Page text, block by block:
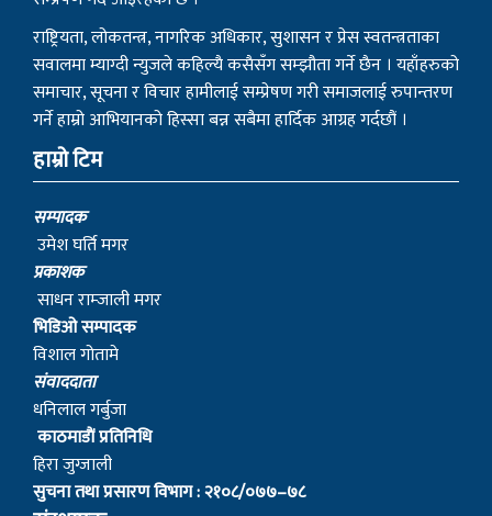
राष्ट्रियता, लोकतन्त्र, नागरिक अधिकार, सुशासन र प्रेस स्वतन्त्रताका
सवालमा म्याग्दी न्युजले कहिल्यै कसैसँग सम्झौता गर्ने छैन । यहाँहरुको
समाचार, सूचना र विचार हामीलाई सम्प्रेषण गरी समाजलाई रुपान्तरण
गर्ने हाम्रो आभियानको हिस्सा बन्न सबैमा हार्दिक आग्रह गर्दछौं ।
हाम्रो टिम
सम्पादक
उमेश घर्ति मगर
प्रकाशक
साधन राम्जाली मगर
भिडिओ सम्पादक
विशाल गोतामे
स‌ंवाददाता
धनिलाल गर्बुजा
काठमाडाैं प्रतिनिधि
हिरा जुग्जाली
सुचना तथा प्रसारण विभाग : २१०८/०७७–७८